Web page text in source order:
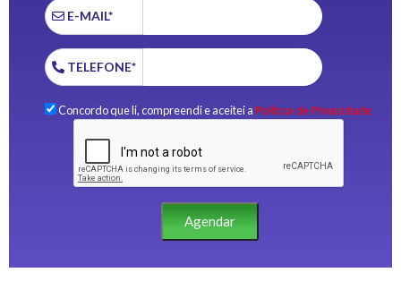
E-MAIL*
TELEFONE*
Concordo que li, compreendi e aceitei a Política de Privacidade.
Agendar